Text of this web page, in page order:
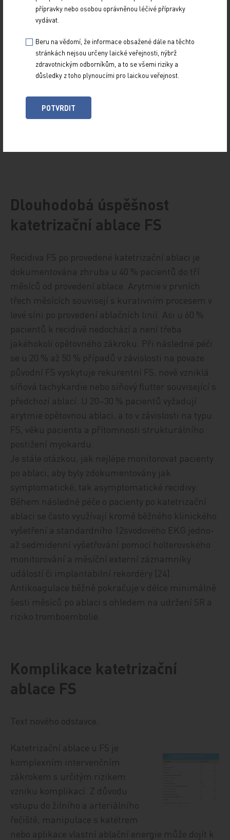
Tři česká
jsou již vybavena
robotickými
technologiemi
umožňujícími dálkovou manipulaci s katétrem
pomocí buď magnetického navigačního systému
(Stereotaxis, Inc., St. Louis, MO) nebo speciálního
Dlouhodobá úspěšnost
katetrizační ablace FS
Recidiva FS po provedené katetrizační ablaci je
dokumentována zhruba u 40 % pacientů do tří
měsíců od provedení ablace. Arytmie v prvních
třech měsících souvisejí s kurativním procesem v
levé síni po provedení ablačních linií. Asi u 60 %
pacientů k recidivě nedochází a není třeba
jakéhokoli opětovného zákroku. Při následné péči
se u 20 % až 50 % případů v závislosti na povaze
původní FS vyskytuje rekurentní FS, nově vzniklá
síňová tachykardie nebo síňový flutter související s
předchozí ablací. U 20–30 % pacientů vyžadují
arytmie opětovnou ablaci, a to v závislosti na typu
FS, věku pacienta a přítomnosti strukturálního
postižení myokardu.
Je stále otázkou, jak nejlépe monitorovat pacienty
po ablaci, aby byly zdokumentovány jak
symptomatické, tak asymptomatické recidivy.
Během následné péče o pacienty po katetrizační
ablaci se často využívají kromě běžného klinického
vyšetření a standardního 12svodového EKG jedno-
až sedmidenní vyšetřování pomocí holterovského
monitorování a měsíční externí záznamníky
událostí či implantabilní rekordéry [24].
Antikoagulace běžně pokračuje v délce minimálně
šesti měsíců po ablaci s ohledem na udržení SR a
riziko tromboembolie.
Komplikace katetrizační
ablace FS
Text nového odstavce.
Katetrizační ablace u FS je
komplexním intervenčním
zákrokem s určitým rizikem
vzniku komplikací. Z důvodu
vstupu do žilního a arteriálního
řečiště, manipulace s katétrem
nebo aplikace vlastní ablační energie může dojít k
přípravky nebo osobou oprávněnou léčivé přípravky
vydávat.
Beru na vědomí, že informace obsažené dále na těchto
stránkách nejsou určeny laické veřejnosti, nýbrž
zdravotnickým odborníkům, a to se všemi riziky a
důsledky z toho plynoucími pro laickou veřejnost.
POTVRDIT